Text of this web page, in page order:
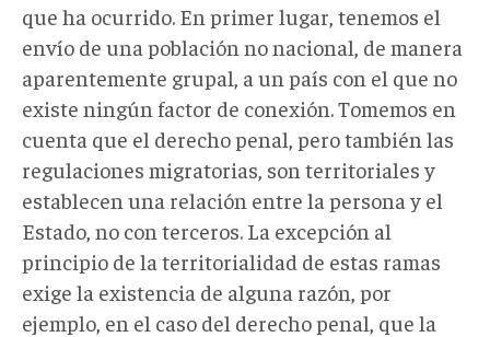
que ha ocurrido. En primer lugar, tenemos el
envío de una población no nacional, de manera
aparentemente grupal, a un país con el que no
existe ningún factor de conexión. Tomemos en
cuenta que el derecho penal, pero también las
regulaciones migratorias, son territoriales y
establecen una relación entre la persona y el
Estado, no con terceros. La excepción al
principio de la territorialidad de estas ramas
exige la existencia de alguna razón, por
ejemplo, en el caso del derecho penal, que la